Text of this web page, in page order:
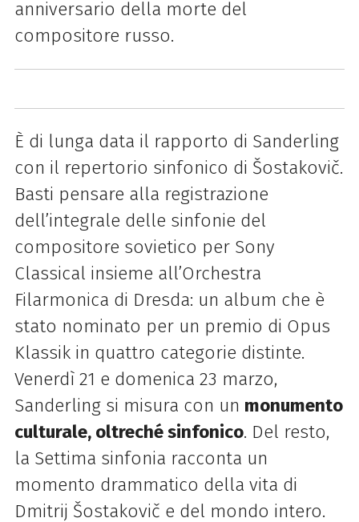
anniversario della morte del
compositore russo.
È di lunga data il rapporto di Sanderling
con il repertorio sinfonico di Šostakovič.
Basti pensare alla registrazione
dell’integrale delle sinfonie del
compositore sovietico per Sony
Classical insieme all’Orchestra
Filarmonica di Dresda: un album che è
stato nominato per un premio di Opus
Klassik in quattro categorie distinte.
Venerdì 21 e domenica 23 marzo,
Sanderling si misura con un monumento
culturale, oltreché sinfonico. Del resto,
la Settima sinfonia racconta un
momento drammatico della vita di
Dmitrij Šostakovič e del mondo intero.